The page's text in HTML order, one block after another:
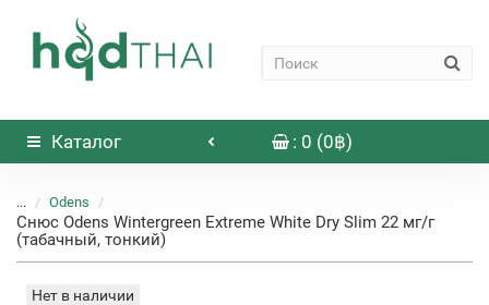
Каталог : 0 (0฿)
... Odens
Снюс Odens Wintergreen Extreme White Dry Slim 22 мг/г
(табачный, тонкий)
Нет в наличии